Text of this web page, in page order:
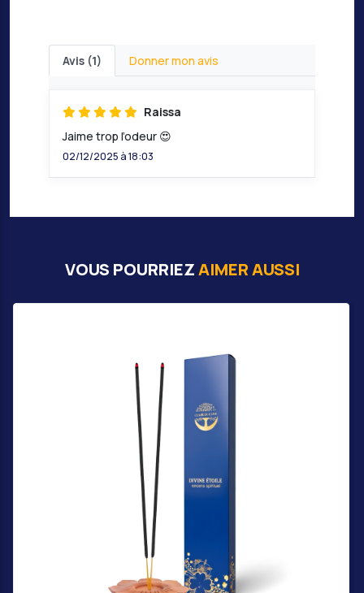
Avis (1) Donner mon avis
Raissa
Jaime trop l’odeur 😍
02/12/2025 à 18:03
VOUS POURRIEZAIMER AUSSI